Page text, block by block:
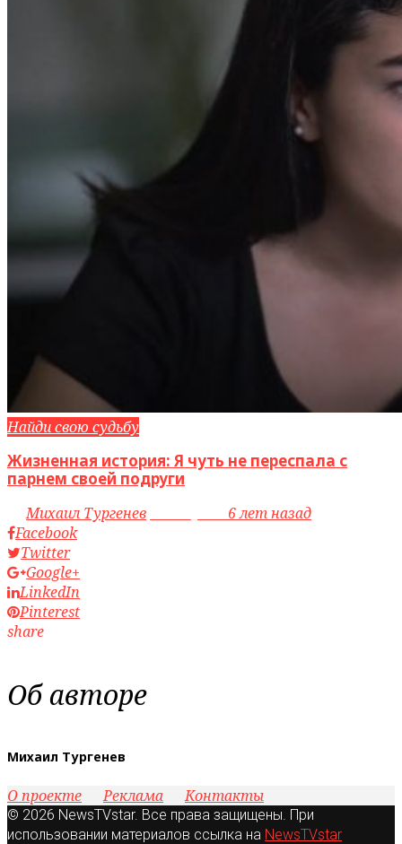
Найди свою судьбу
Жизненная история: Я чуть не переспала с
парнем своей подруги
byМихаил Тургенев
6 лет назад
Facebook
Twitter
Google+
LinkedIn
Pinterest
share
Об авторе
Михаил Тургенев
О проекте Реклама Контакты
© 2026 NewsTVstar. Все права защищены. При
использовании материалов ссылка на NewsTVstar